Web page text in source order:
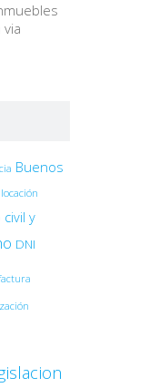
Buenos
civil y
DNI